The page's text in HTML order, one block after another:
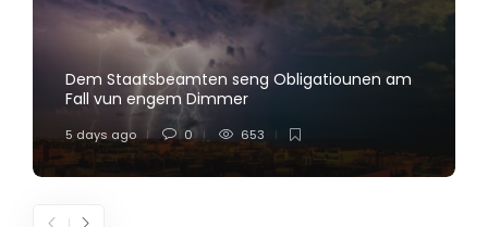
Dem Staatsbeamten seng Obligatiounen am
Fall vun engem Dimmer
5 days ago 0 653